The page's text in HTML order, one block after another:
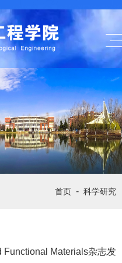
首页 - 科学研究
Functional Materials杂志发